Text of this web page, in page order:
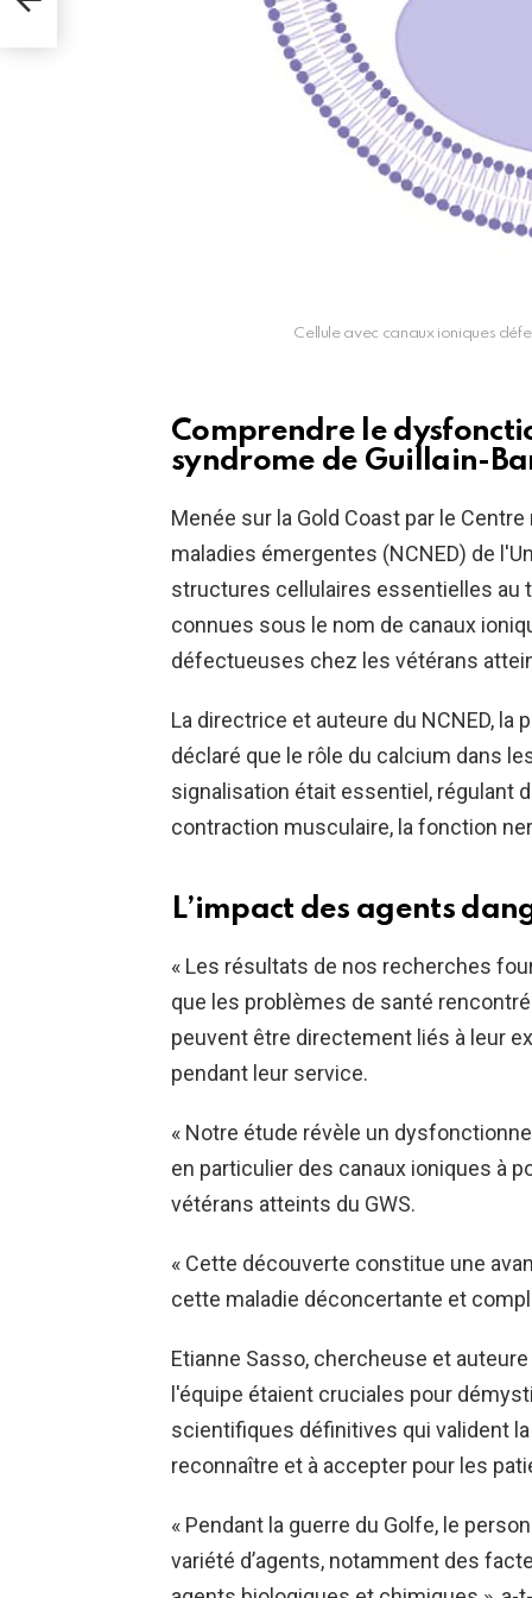
Cellule avec canaux ioniques
Comprendre le
syndrome de Guillain-
Menée sur la Gold Coast par le
maladies émergentes (NCNED) de
structures cellulaires essentielles au
connues sous le nom de canaux
défectueuses chez les vétérans
La directrice et auteure du NCNED, la
déclaré que le rôle du calcium dans
signalisation était essentiel, régulant
contraction musculaire, la fonction
L’impact des agents
« Les résultats de nos recherches
que les problèmes de santé
peuvent être directement liés à leur
pendant leur service.
« Notre étude révèle un
en particulier des canaux ioniques à
vétérans atteints du GWS.
« Cette découverte constitue une
cette maladie déconcertante et
Etianne Sasso, chercheuse et
l'équipe étaient cruciales pour
scientifiques définitives qui valident
reconnaître et à accepter pour les
« Pendant la guerre du Golfe, le
variété d’agents, notamment des